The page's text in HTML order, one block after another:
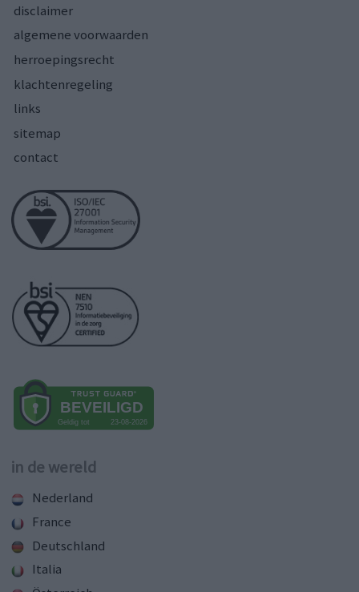
disclaimer
algemene voorwaarden
herroepingsrecht
klachtenregeling
links
sitemap
contact
in de wereld
Nederland
France
Deutschland
Italia